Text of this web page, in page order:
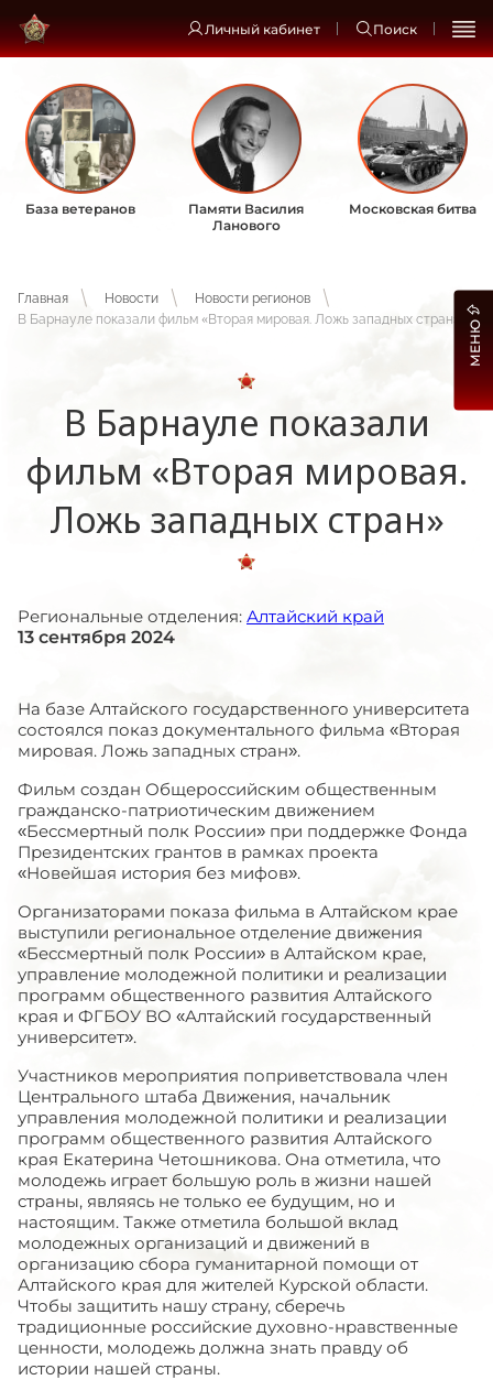
Личный кабинет Поиск
База ветеранов
Памяти Василия
Ланового
Московская битва
Главная Новости
Новости регионов
В Барнауле показали фильм «Вторая мировая. Ложь западных стран»
В Барнауле показали
фильм «Вторая мировая.
Ложь западных стран»
Региональные отделения: Алтайский край
13 сентября 2024
На базе Алтайского государственного университета
состоялся показ документального фильма «Вторая
мировая. Ложь западных стран».
Фильм создан Общероссийским общественным
гражданско-патриотическим движением
«Бессмертный полк России» при поддержке Фонда
Президентских грантов в рамках проекта
«Новейшая история без мифов».
Организаторами показа фильма в Алтайском крае
выступили региональное отделение движения
«Бессмертный полк России» в Алтайском крае,
управление молодежной политики и реализации
программ общественного развития Алтайского
края и ФГБОУ ВО «Алтайский государственный
университет».
Участников мероприятия поприветствовала член
Центрального штаба Движения, начальник
управления молодежной политики и реализации
программ общественного развития Алтайского
края Екатерина Четошникова. Она отметила, что
молодежь играет большую роль в жизни нашей
страны, являясь не только ее будущим, но и
настоящим. Также отметила большой вклад
молодежных организаций и движений в
организацию сбора гуманитарной помощи от
Алтайского края для жителей Курской области.
Чтобы защитить нашу страну, сберечь
традиционные российские духовно-нравственные
ценности, молодежь должна знать правду об
истории нашей страны.
МЕНЮ